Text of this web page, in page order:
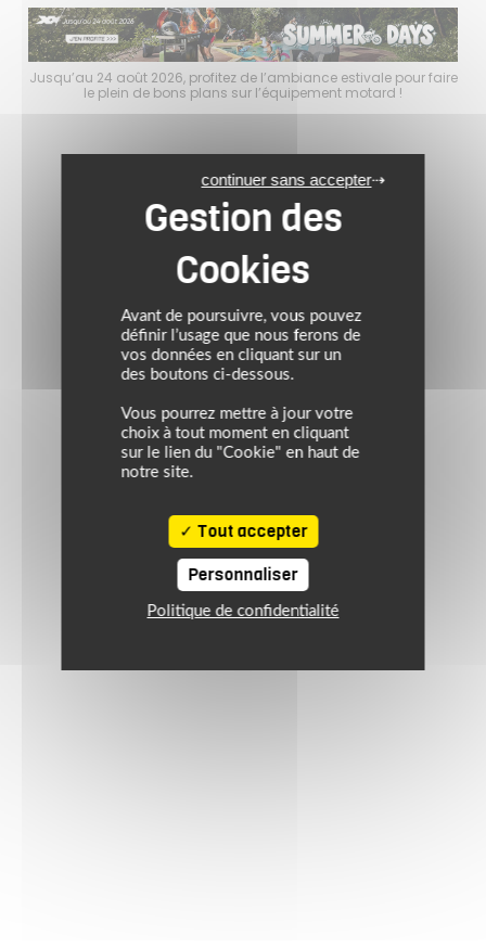
Jusqu’au 24 août 2026, profitez de l’ambiance estivale pour faire
le plein de bons plans sur l’équipement motard !
Avant de poursuivre, vous pouvez
définir l’usage que nous ferons de
vos données en cliquant sur un
des boutons ci-dessous.
Vous pourrez mettre à jour votre
choix à tout moment en cliquant
sur le lien du "Cookie" en haut de
notre site.
Tout accepter
continuer sans accepter
Personnaliser
Politique de confidentialité